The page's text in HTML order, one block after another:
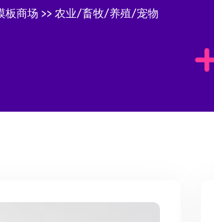
板商场 >> 农业/畜牧/养殖/宠物